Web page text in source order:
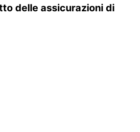
delle assicurazioni di